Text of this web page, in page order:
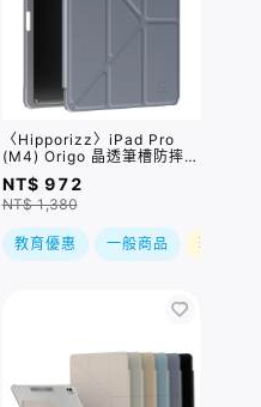
〈Hipporizz〉iPad Pro
(M4) Origo 晶透筆槽防摔殼
/ 四色,兩種尺寸
NT$ 972
NT$ 1,380
教育優惠 一般商品 現折